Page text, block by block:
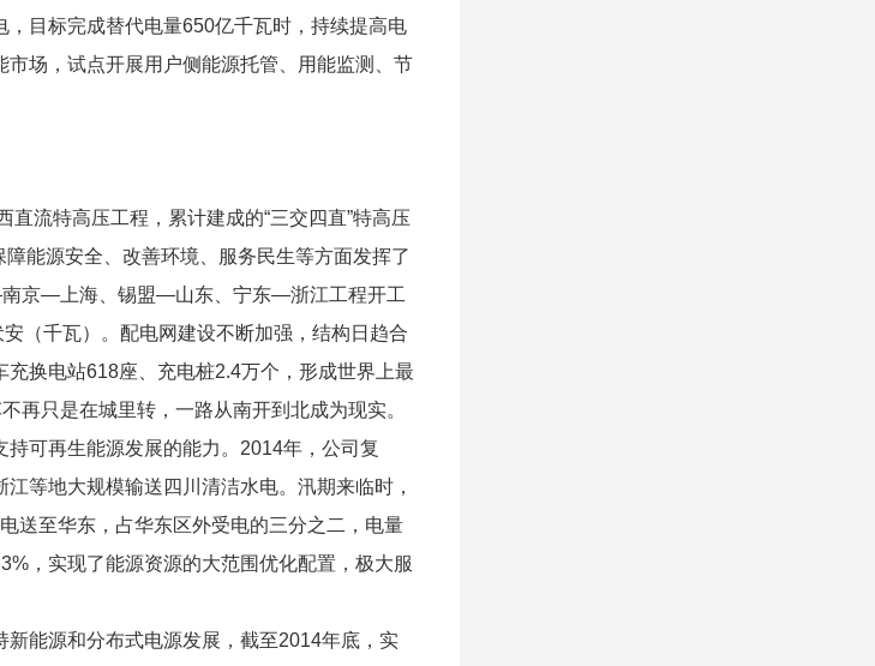
目标完成替代电量650亿千瓦时，持续提高电
场，试点开展用户侧能源托管、用能监测、节
流特高压工程，累计建成的“三交四直”特高压
能源安全、改善环境、服务民生等方面发挥了
南京—上海、锡盟—山东、宁东—浙江工程开工
（千瓦）。配电网建设不断加强，结构日趋合
换电站618座、充电桩2.4万个，形成世界上最
再只是在城里转，一路从南开到北成为现实。
可再生能源发展的能力。2014年，公司复
等地大规模输送四川清洁水电。汛期来临时，
送至华东，占华东区外受电的三分之二，电量
，实现了能源资源的大范围优化配置，极大服
能源和分布式电源发展，截至2014年底，实